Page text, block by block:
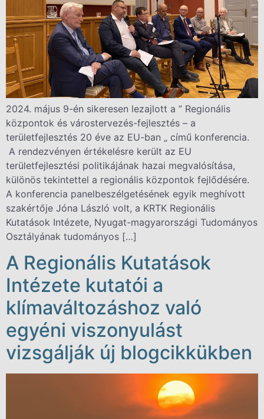
2024. május 9-én sikeresen lezajlott a ” Regionális
központok és várostervezés-fejlesztés – a
területfejlesztés 20 éve az EU-ban „ című konferencia.
A rendezvényen értékelésre került az EU
területfejlesztési politikájának hazai megvalósítása,
különös tekintettel a regionális központok fejlődésére.
A konferencia panelbeszélgetésének egyik meghívott
szakértője Jóna László volt, a KRTK Regionális
Kutatások Intézete, Nyugat-magyarországi Tudományos
Osztályának tudományos […]
A Regionális Kutatások
Intézete kutatói a
klímaváltozáshoz való
egyéni viszonyulást
vizsgálják új blogcikkükben